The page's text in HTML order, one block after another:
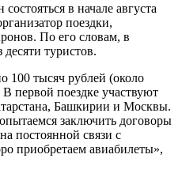
состояться в начале августа
поездки,
По его словам, в
туристов.
100 тысяч рублей (около
первой поездке участвуют
Башкирии и Москвы.
заключить договоры
постоянной связи с
приобретаем авиабилеты»,